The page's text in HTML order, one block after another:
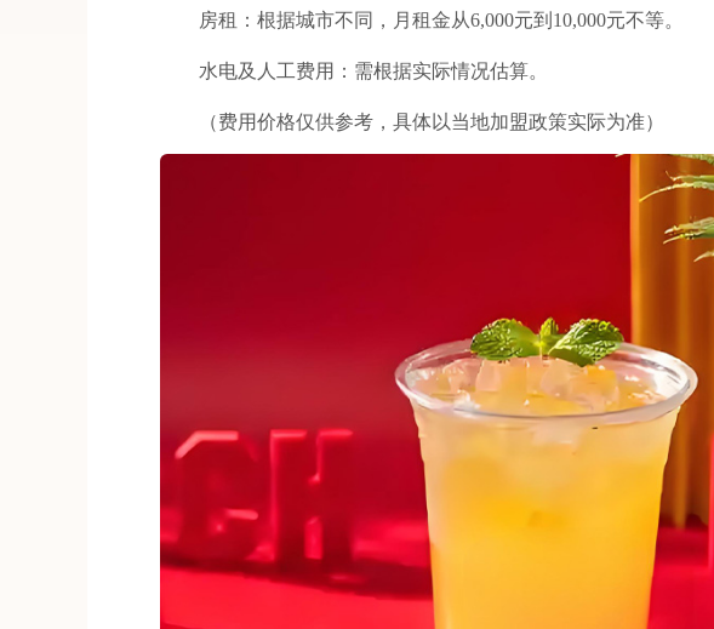
房租：根据城市不同，月租金从6,000元到10,000元不等。
水电及人工费用：需根据实际情况估算。
（费用价格仅供参考，具体以当地加盟政策实际为准）